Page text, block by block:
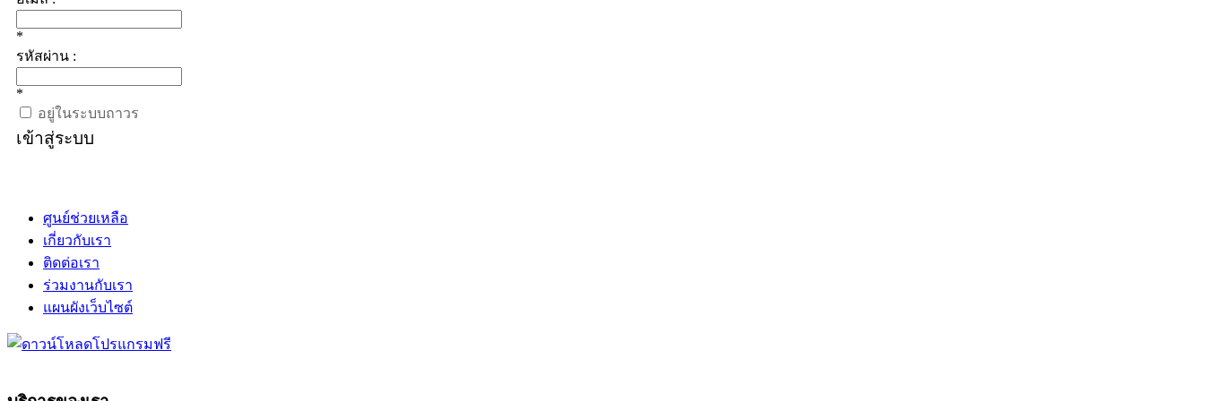
*
รหัสผ่าน :
*
อยู่ในระบบถาวร
เข้าสู่ระบบ
ศูนย์ช่วยเหลือ
เกี่ยวกับเรา
ติดต่อเรา
ร่วมงานกับเรา
แผนผังเว็บไซต์